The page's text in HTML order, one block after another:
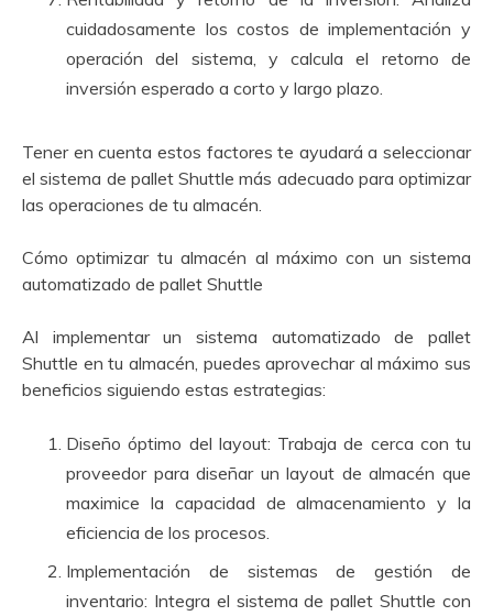
cuidadosamente los costos de implementación y
operación del sistema, y calcula el retorno de
inversión esperado a corto y largo plazo.
Tener en cuenta estos factores te ayudará a seleccionar
el sistema de pallet Shuttle más adecuado para optimizar
las operaciones de tu almacén.
Cómo optimizar tu almacén al máximo con un sistema
automatizado de pallet Shuttle
Al implementar un sistema automatizado de pallet
Shuttle en tu almacén, puedes aprovechar al máximo sus
beneficios siguiendo estas estrategias:
Diseño óptimo del layout: Trabaja de cerca con tu
proveedor para diseñar un layout de almacén que
maximice la capacidad de almacenamiento y la
eficiencia de los procesos.
Implementación de sistemas de gestión de
inventario: Integra el sistema de pallet Shuttle con